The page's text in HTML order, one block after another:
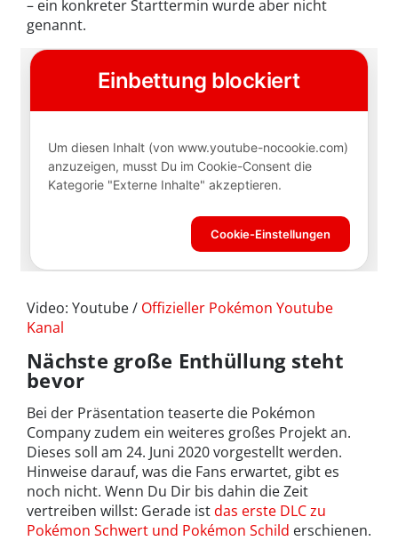
– ein konkreter Starttermin wurde aber nicht
genannt.
Video: Youtube / Offizieller Pokémon Youtube
Kanal
Nächste große Enthüllung steht
bevor
Bei der Präsentation teaserte die Pokémon
Company zudem ein weiteres großes Projekt an.
Dieses soll am 24. Juni 2020 vorgestellt werden.
Hinweise darauf, was die Fans erwartet, gibt es
noch nicht. Wenn Du Dir bis dahin die Zeit
vertreiben willst: Gerade istdas erste DLC zu
Pokémon Schwert und Pokémon Schild erschienen.